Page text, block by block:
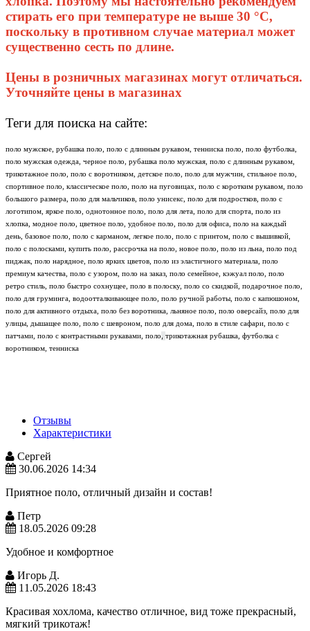
стирать его при температуре не выше 30 °C,
поскольку в противном случае материал может
существенно сесть по длине.
Цены в розничных магазинах могут отличаться.
Уточняйте цены в магазинах
Теги для поиска на сайте:
поло мужское, рубашка поло, поло с длинным рукавом, тенниска поло, поло футболка,
поло мужская одежда, черное поло, рубашка поло мужская, поло с длинным рукавом,
трикотажное поло, поло с воротником, детское поло, поло для мужчин, стильное поло,
спортивное поло, классическое поло, поло на пуговицах, поло с коротким рукавом, поло
большого размера, поло для мальчиков, поло унисекс, поло для подростков, поло с
логотипом, яркое поло, однотонное поло, поло для лета, поло для спорта, поло из
хлопка, модное поло, цветное поло, удобное поло, поло для офиса, поло на каждый
день, базовое поло, поло с карманом, легкое поло, поло с принтом, поло с вышивкой,
поло с полосками, купить поло, рассрочка на поло, новое поло, поло из льна, поло под
пиджак, поло нарядное, поло ярких цветов, поло из эластичного материала, поло
премиум качества, поло с узором, поло на заказ, поло семейное, кэжуал поло, поло
ретро стиль, поло быстро сохнущее, поло в полоску, поло со скидкой, подарочное поло,
поло для груминга, водоотталкивающее поло, поло ручной работы, поло с капюшоном,
поло для активного отдыха, поло без воротника, льняное поло, поло оверсайз, поло для
улицы, дышащее поло, поло с шевроном, поло для дома, поло в стиле сафари, поло с
патчами, поло с контрастными рукавами, поло, трикотажная рубашка, футболка с
воротником, тенниска
Отзывы
Характеристики
Сергей
30.06.2026 14:34
Приятное поло, отличный дизайн и состав!
Петр
18.05.2026 09:28
Удобное и комфортное
Игорь Д.
11.05.2026 18:43
Красивая хохлома, качество отличное, вид тоже прекрасный,
мягкий трикотаж!